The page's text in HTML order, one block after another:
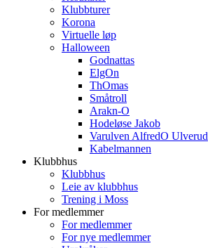
Klubbturer
Korona
Virtuelle løp
Halloween
Godnattas
ElgOn
ThOmas
Småtroll
Arakn-O
Hodeløse Jakob
Varulven AlfredO Ulverud
Kabelmannen
Klubbhus
Klubbhus
Leie av klubbhus
Trening i Moss
For medlemmer
For medlemmer
For nye medlemmer